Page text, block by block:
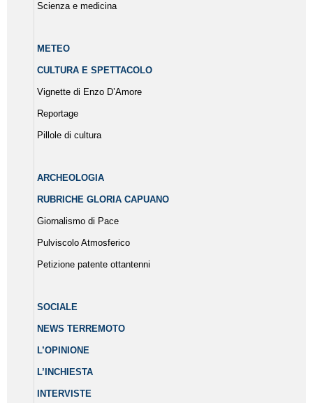
Scienza e medicina
METEO
CULTURA E SPETTACOLO
Vignette di Enzo D’Amore
Reportage
Pillole di cultura
ARCHEOLOGIA
RUBRICHE GLORIA CAPUANO
Giornalismo di Pace
Pulviscolo Atmosferico
Petizione patente ottantenni
SOCIALE
NEWS TERREMOTO
L’OPINIONE
L’INCHIESTA
INTERVISTE